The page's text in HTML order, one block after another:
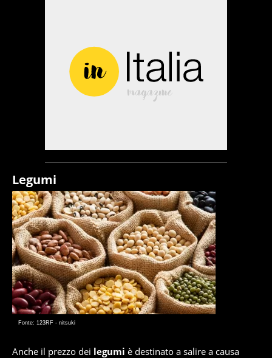
Legumi
Fonte: 123RF - nitsuki
Anche il prezzo dei legumi è destinato a salire a causa